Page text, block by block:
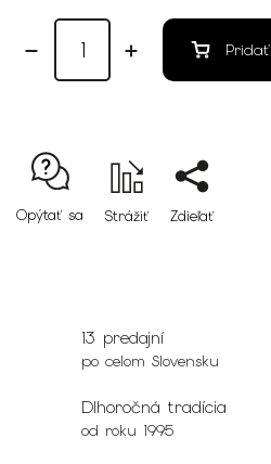
Opýtať sa Strážiť Zdieľať
13 predajní
po celom Slovensku
Dlhoročná tradícia
od roku 1995